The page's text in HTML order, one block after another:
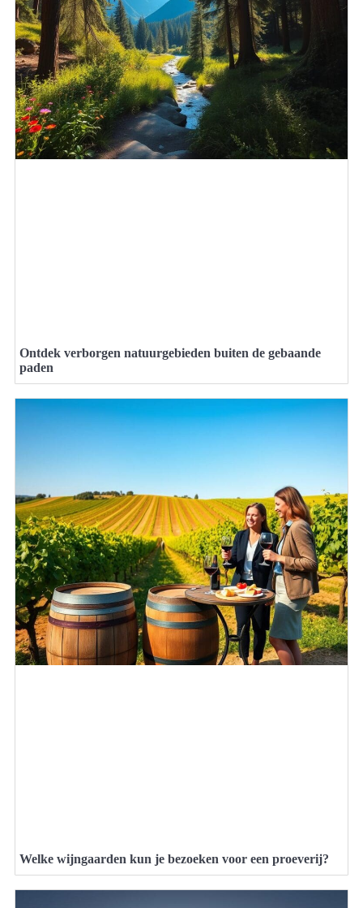
Ontdek verborgen natuurgebieden buiten de gebaande
paden
Welke wijngaarden kun je bezoeken voor een proeverij?